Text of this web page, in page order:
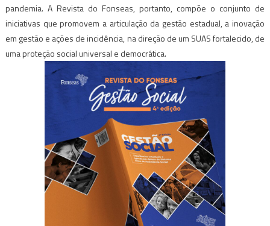
pandemia. A Revista do Fonseas, portanto, compõe o conjunto de
iniciativas que promovem a articulação da gestão estadual, a inovação
em gestão e ações de incidência, na direção de um SUAS fortalecido, de
uma proteção social universal e democrática.